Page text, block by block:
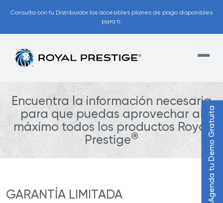
Consulta con tu Distribuidor los accesibles planes de pago disponibles
para ti.
Encuentra la información necesaria
para que puedas aprovechar al
máximo todos los productos Royal
Prestige®
GARANTÍA LIMITADA Agenda tu Demo Gratuita